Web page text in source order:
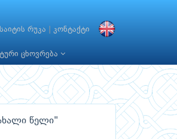
საიტის რუკა კონტაქტი
ცხოვრება
წელი"